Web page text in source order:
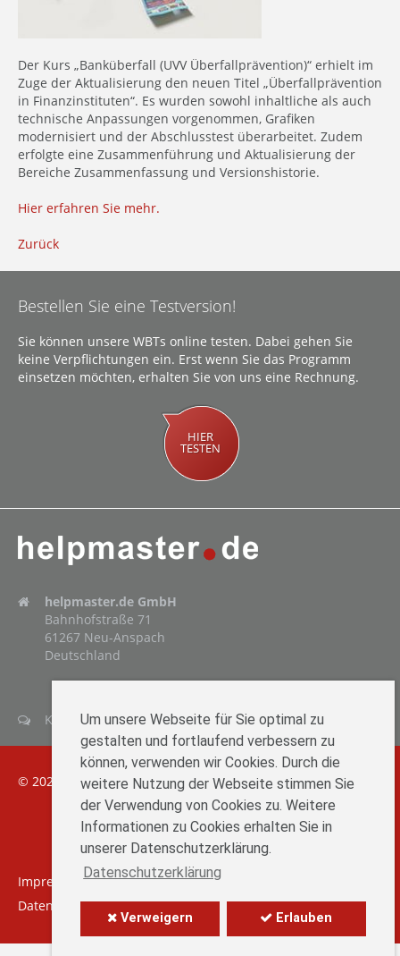
Um unsere Webseite für Sie optimal zu
gestalten und fortlaufend verbessern zu
können, verwenden wir Cookies. Durch die
weitere Nutzung der Webseite stimmen Sie
der Verwendung von Cookies zu. Weitere
Informationen zu Cookies erhalten Sie in
unserer Datenschutzerklärung.
Datenschutzerklärung
Verweigern Erlauben
Der Kurs „Banküberfall (UVV Überfallprävention)“ erhielt im
Zuge der Aktualisierung den neuen Titel „Überfallprävention
in Finanzinstituten“. Es wurden sowohl inhaltliche als auch
technische Anpassungen vorgenommen, Grafiken
modernisiert und der Abschlusstest überarbeitet. Zudem
erfolgte eine Zusammenführung und Aktualisierung der
Bereiche Zusammenfassung und Versionshistorie.
Hier erfahren Sie mehr.
Zurück
Bestellen Sie eine Testversion!
Sie können unsere WBTs online testen. Dabei gehen Sie
keine Verpflichtungen ein. Erst wenn Sie das Programm
einsetzen möchten, erhalten Sie von uns eine Rechnung.
HIER
TESTEN
helpmaster.de GmbH
Bahnhofstraße 71
61267 Neu-Anspach
Deutschland
Kontaktformular öffnen
© 2026 helpmaster.de|Google Analytics deaktivieren
Impressum
Datenschutzerklärung